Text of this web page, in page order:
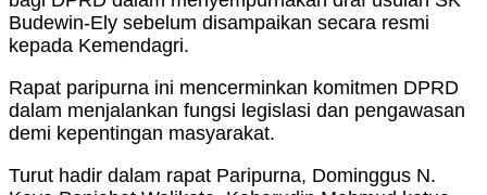
Budewin-Ely sebelum disampaikan secara resmi
kepada Kemendagri.
Rapat paripurna ini mencerminkan komitmen DPRD
dalam menjalankan fungsi legislasi dan pengawasan
demi kepentingan masyarakat.
Turut hadir dalam rapat Paripurna, Dominggus N.